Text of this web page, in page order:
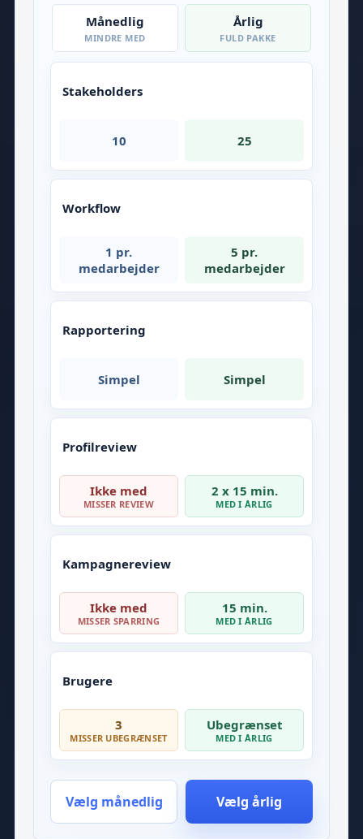
Månedlig
MINDRE MED
Årlig
FULD PAKKE
Stakeholders
10 25
Workflow
1 pr.
medarbejder
5 pr.
medarbejder
Rapportering
Simpel Simpel
Profilreview
Ikke med
MISSER REVIEW
2 x 15 min.
MED I ÅRLIG
Kampagnereview
Ikke med
MISSER SPARRING
15 min.
MED I ÅRLIG
Brugere
3
MISSER UBEGRÆNSET
Ubegrænset
MED I ÅRLIG
Vælg månedlig Vælg årlig